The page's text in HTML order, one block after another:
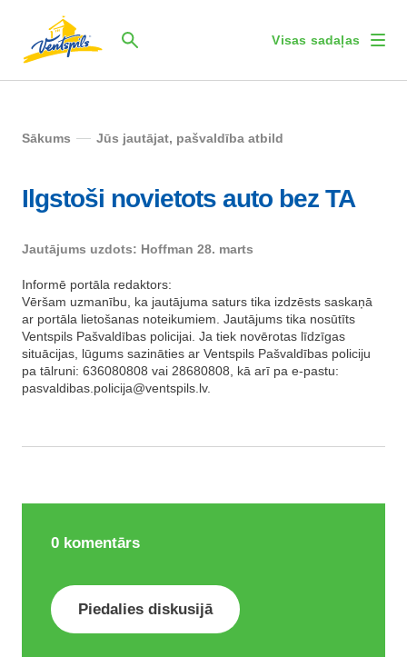
Visas sadaļas
Sākums Jūs jautājat, pašvaldība atbild
Ilgstoši novietots auto bez TA
Jautājums uzdots: Hoffman 28. marts
Informē portāla redaktors:
Vēršam uzmanību, ka jautājuma saturs tika izdzēsts saskaņā
ar portāla lietošanas noteikumiem. Jautājums tika nosūtīts
Ventspils Pašvaldības policijai. Ja tiek novērotas līdzīgas
situācijas, lūgums sazināties ar Ventspils Pašvaldības policiju
pa tālruni: 636080808 vai 28680808, kā arī pa e-pastu:
pasvaldibas.policija@ventspils.lv.
0 komentārs
Piedalies diskusijā